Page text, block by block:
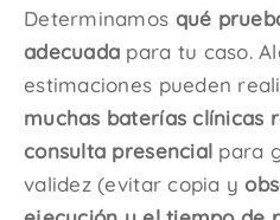
Determinamos qué
adecuada para tu caso.
estimaciones pueden
muchas baterías clínicas
consulta presencial para
validez (evitar copia y